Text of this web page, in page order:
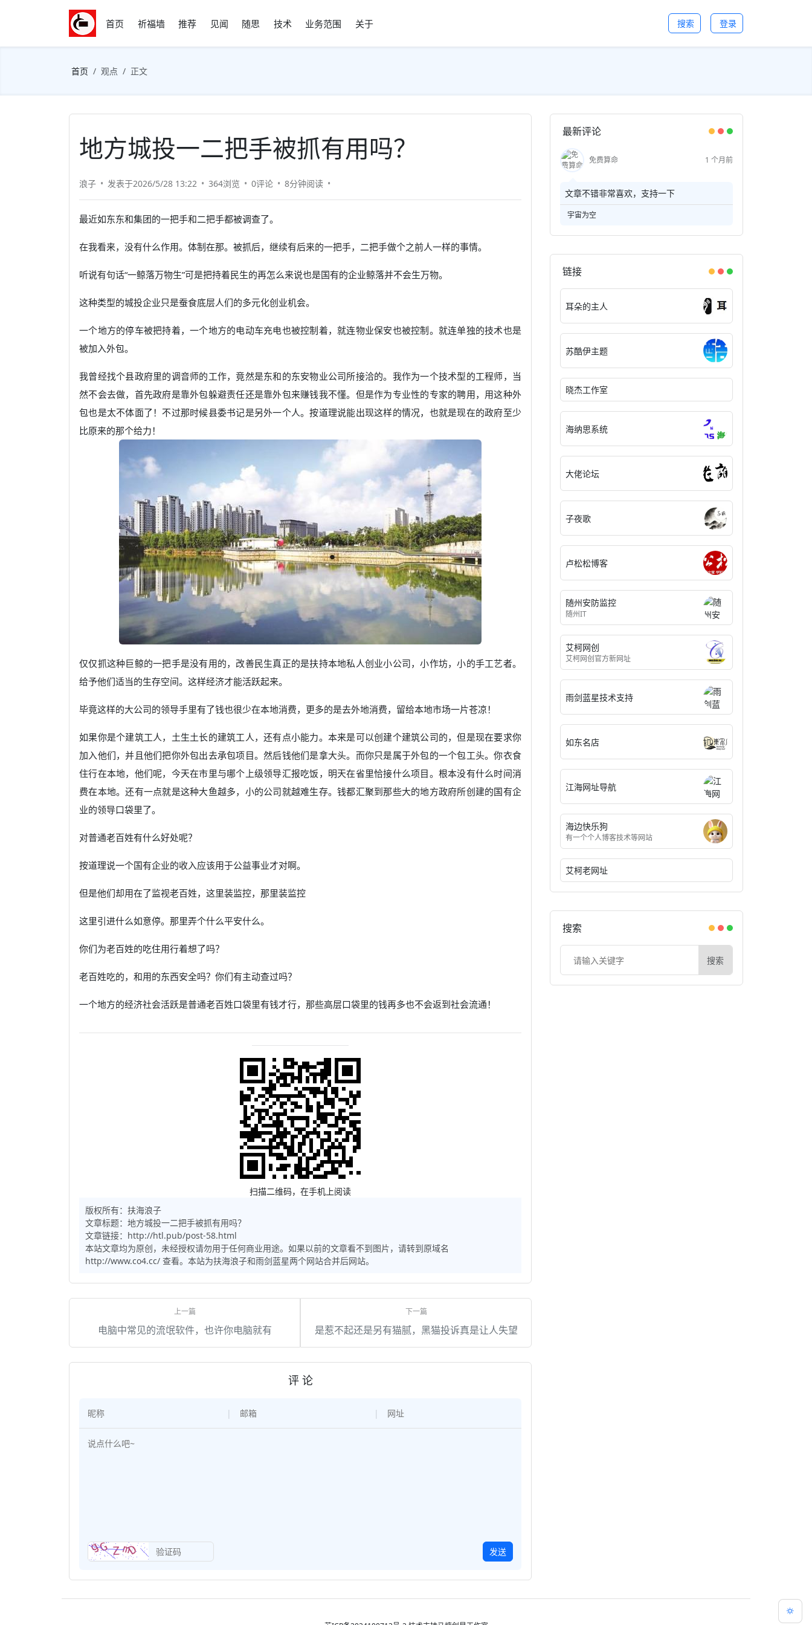
首页 祈福墙 推荐 见闻 随思 技术 业务范围 关于 搜索 登录
首页 观点 正文
地方城投一二把手被抓有用吗？
浪子 发表于2026/5/28 13:22 364浏览 0评论 8分钟阅读
最近如东东和集团的一把手和二把手都被调查了。
在我看来，没有什么作用。体制在那。被抓后，继续有后来的一把手，二把手做个之前人一样的事情。
听说有句话“一鲸落万物生”可是把持着民生的再怎么来说也是国有的企业鲸落并不会生万物。
这种类型的城投企业只是蚕食底层人们的多元化创业机会。
一个地方的停车被把持着，一个地方的电动车充电也被控制着，就连物业保安也被控制。就连单独的技术也是
被加入外包。
我曾经找个县政府里的调音师的工作，竟然是东和的东安物业公司所接洽的。我作为一个技术型的工程师，当
然不会去做，首先政府是靠外包躲避责任还是靠外包来赚钱我不懂。但是作为专业性的专家的聘用，用这种外
包也是太不体面了！不过那时候县委书记是另外一个人。按道理说能出现这样的情况，也就是现在的政府至少
比原来的那个给力！
仅仅抓这种巨鲸的一把手是没有用的，改善民生真正的是扶持本地私人创业小公司，小作坊，小的手工艺者。
给予他们适当的生存空间。这样经济才能活跃起来。
毕竟这样的大公司的领导手里有了钱也很少在本地消费，更多的是去外地消费，留给本地市场一片苍凉！
如果你是个建筑工人，土生土长的建筑工人，还有点小能力。本来是可以创建个建筑公司的，但是现在要求你
加入他们，并且他们把你外包出去承包项目。然后钱他们是拿大头。而你只是属于外包的一个包工头。你衣食
住行在本地，他们呢，今天在市里与哪个上级领导汇报吃饭，明天在省里恰接什么项目。根本没有什么时间消
费在本地。还有一点就是这种大鱼越多，小的公司就越难生存。钱都汇聚到那些大的地方政府所创建的国有企
业的领导口袋里了。
对普通老百姓有什么好处呢？
按道理说一个国有企业的收入应该用于公益事业才对啊。
但是他们却用在了监视老百姓，这里装监控，那里装监控
这里引进什么如意停。那里弄个什么平安什么。
你们为老百姓的吃住用行着想了吗？
老百姓吃的，和用的东西安全吗？你们有主动查过吗？
一个地方的经济社会活跃是普通老百姓口袋里有钱才行，那些高层口袋里的钱再多也不会返到社会流通！
扫描二维码，在手机上阅读
版权所有： 扶海浪子
文章标题： 地方城投一二把手被抓有用吗？
文章链接：http://htl.pub/post-58.html
本站文章均为原创，未经授权请勿用于任何商业用途。如果以前的文章看不到图片，请转到原域名
http://www.co4.cc/ 查看。本站为扶海浪子和雨剑蓝星两个网站合并后网站。
电脑中常见的流氓软件，也许你电脑就有 是惹不起还是另有猫腻，黑猫投诉真是让人失望
评 论
发送
最新评论
免费算命 1 个月前
文章不错非常喜欢，支持一下
宇宙为空
链接
耳朵的主人
苏酷伊主题
晓杰工作室
海纳思系统
大佬论坛
子夜歌
卢松松博客
随州安防监控
随州IT
艾柯网创
艾柯网创官方新网址
雨剑蓝星技术支持
如东名店
江海网址导航
海边快乐狗
有一个个人博客技术等网站
艾柯老网址
搜索
搜索